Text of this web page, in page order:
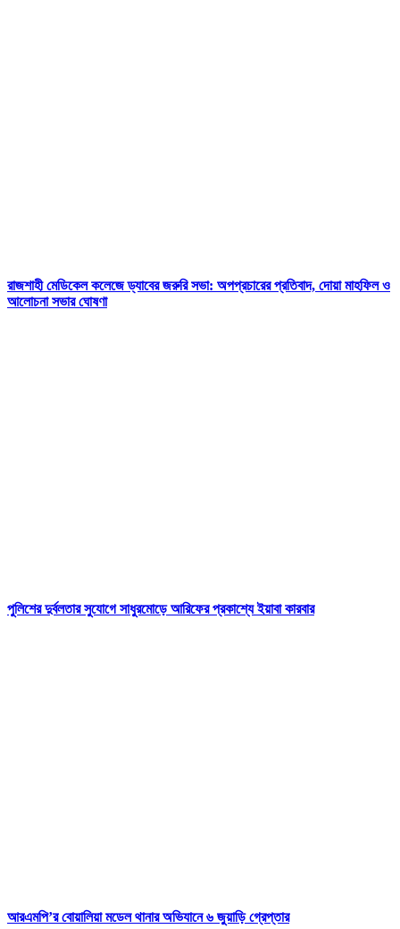
রাজশাহী মেডিকেল কলেজে ড্যাবের জরুরি সভা: অপপ্রচারের প্রতিবাদ, দোয়া মাহফিল ও
আলোচনা সভার ঘোষণা
পুলিশের দুর্বলতার সুযোগে সাধুরমোড়ে আরিফের প্রকাশ্যে ইয়াবা কারবার
আরএমপি’র বোয়ালিয়া মডেল থানার অভিযানে ৬ জুয়াড়ি গ্রেপ্তার